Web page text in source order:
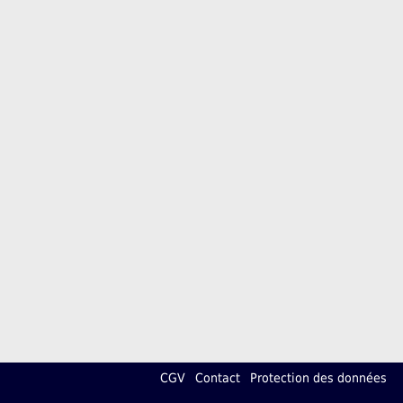
CGV Contact Protection des données